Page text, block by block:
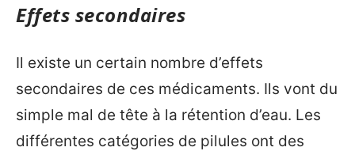
Effets secondaires
Il existe un certain nombre d’effets
secondaires de ces médicaments. Ils vont du
simple mal de tête à la rétention d’eau. Les
différentes catégories de pilules ont des